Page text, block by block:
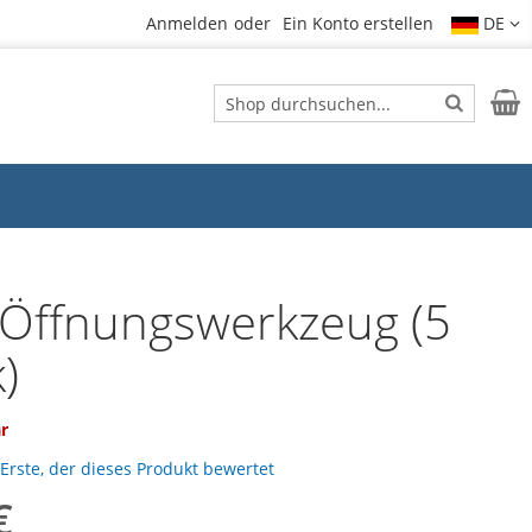
Anmelden Ein Konto erstellen DE
Suche
Suche
(5
der dieses Produkt bewertet